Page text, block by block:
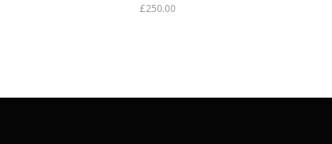
£250.00